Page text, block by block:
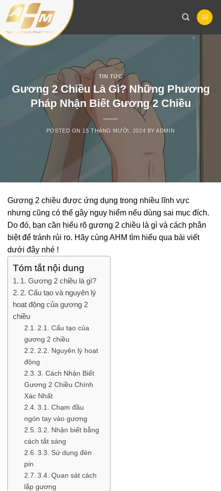
Skip
content
TIN TỨC
Gương 2 Chiều Là Gì? Những Phương
Pháp Nhận Biết Gương 2 Chiều
POSTED ON 15 THÁNG MƯỜI, 2024 BYADMIN
Gương 2 chiều được ứng dụng trong nhiều lĩnh vực
nhưng cũng có thể gây nguy hiểm nếu dùng sai mục đích.
Do đó, bạn cần hiểu rõ gương 2 chiều là gì và cách phân
biệt để tránh rủi ro. Hãy cùng AHM tìm hiểu qua bài viết
dưới đây nhé !
Tóm tắt nội dung
1. Gương 2 chiều là gì?
2. Cấu tạo và nguyên lý
hoạt động của gương 2
chiều
2.1. Cấu tạo của
gương 2 chiều
2.2. Nguyên lý hoạt
động
3. Cách Nhận Biết
Gương 2 Chiều Chính
Xác Nhất
3.1. Chạm đầu
ngón tay vào gương
3.2. Nhận biết bằng
cách tắt sáng
3.3. Sử dụng đèn
pin
3.4. Quan sát cách
lắp gương